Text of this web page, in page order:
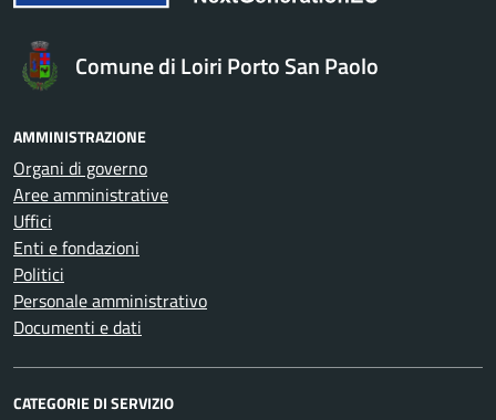
Comune di Loiri Porto San Paolo
AMMINISTRAZIONE
Organi di governo
Aree amministrative
Uffici
Enti e fondazioni
Politici
Personale amministrativo
Documenti e dati
CATEGORIE DI SERVIZIO